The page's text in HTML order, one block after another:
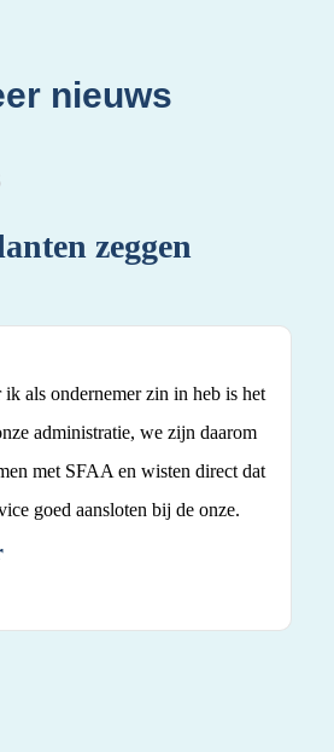
nieuws
zeggen
ik als ondernemer zin in heb is het
administratie, we zijn daarom
met SFAA en wisten direct dat
goed aansloten bij de onze.